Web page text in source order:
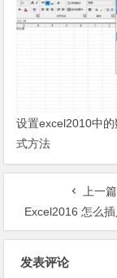
设置excel2010中
式方法
上一篇
Excel2016 怎么
发表评论